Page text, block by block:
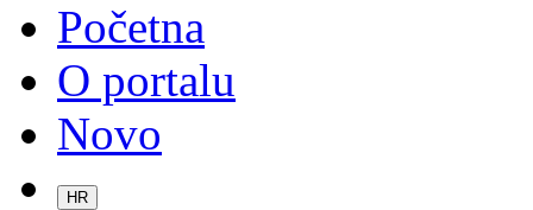
Početna
O portalu
Novo
HR